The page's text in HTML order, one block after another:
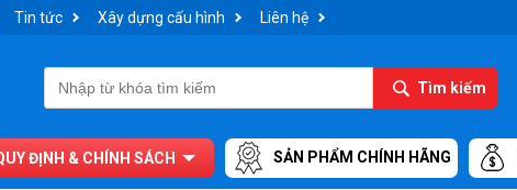
Tin tức Xây dựng cấu hình Liên hệ
Tìm kiếm
ĐỊNH & CHÍNH SÁCH SẢN PHẨM CHÍNH HÃNG